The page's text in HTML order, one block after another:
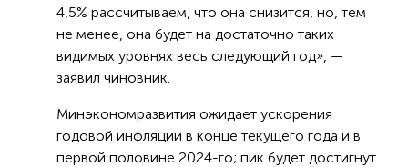
4,5% рассчитываем, что она снизится, но, тем
не менее, она будет на достаточно таких
видимых уровнях весь следующий год», —
заявил чиновник.
Минэкономразвития ожидает ускорения
годовой инфляции в конце текущего года и в
первой половине 2024-го; пик будет достигнут